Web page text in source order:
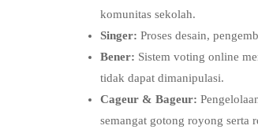
komunitas sekolah.
Singer: Proses desain,
Bener: Sistem voting online
tidak dapat dimanipulasi.
Cageur & Bageur:
semangat gotong royong serta